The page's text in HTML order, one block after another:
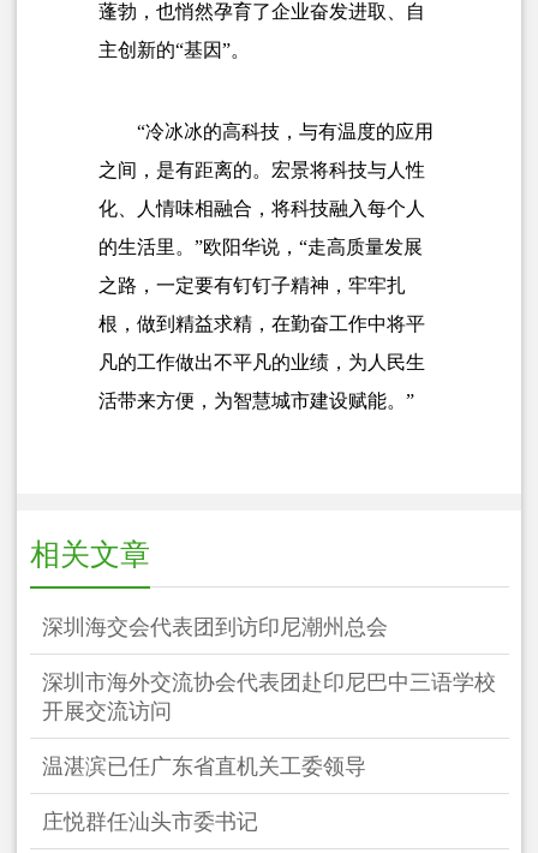
蓬勃，也悄然孕育了企业奋发进取、自
主创新的“基因”。
“冷冰冰的高科技，与有温度的应用
之间，是有距离的。宏景将科技与人性
化、人情味相融合，将科技融入每个人
的生活里。”欧阳华说，“走高质量发展
之路，一定要有钉钉子精神，牢牢扎
根，做到精益求精，在勤奋工作中将平
凡的工作做出不平凡的业绩，为人民生
活带来方便，为智慧城市建设赋能。”
相关文章
深圳海交会代表团到访印尼潮州总会
深圳市海外交流协会代表团赴印尼巴中三语学校
开展交流访问
温湛滨已任广东省直机关工委领导
庄悦群任汕头市委书记